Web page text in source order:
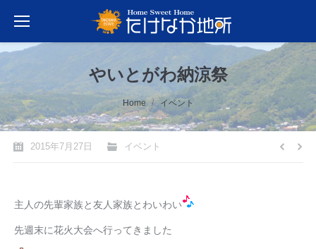
やいとがわ納涼祭
You are here: Home イベント
2015年7月27日 イベント
主人の先輩家族と友人家族とわいわい
先週末に花火大会へ行ってきました